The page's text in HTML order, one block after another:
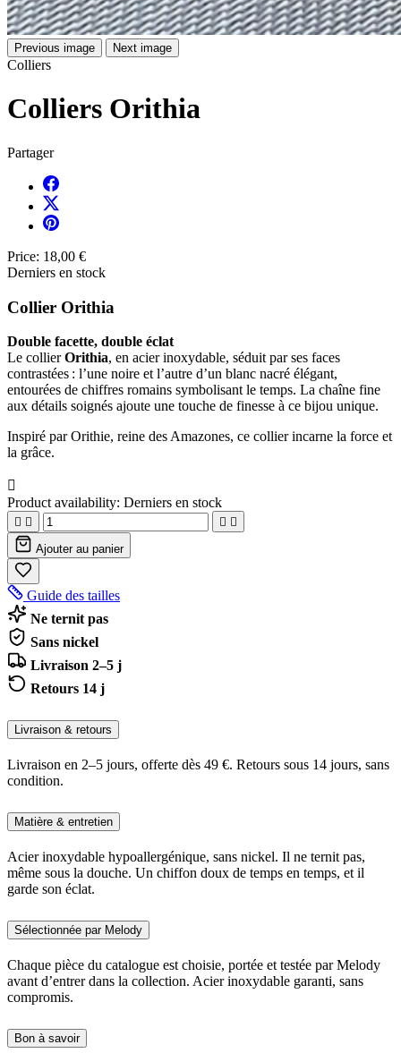
Previous image Next image
Colliers
Colliers Orithia
Partager
Price: 18,00 €
Derniers en stock
Collier Orithia
Double facette, double éclat
Le collierOrithia, en acier inoxydable, séduit par ses faces
contrastées : l’une noire et l’autre d’un blanc nacré élégant,
entourées de chiffres romains symbolisant le temps. La chaîne fine
aux détails soignés ajoute une touche de finesse à ce bijou unique.
Inspiré par Orithie, reine des Amazones, ce collier incarne la force et
la grâce.

Product availability: Derniers en stock
   
Ajouter au panier
Guide des tailles
Ne ternit pas
Sans nickel
Livraison 2–5 j
Retours 14 j
Livraison & retours
Livraison en 2–5 jours, offerte dès 49 €. Retours sous 14 jours, sans
condition.
Matière & entretien
Acier inoxydable hypoallergénique, sans nickel. Il ne ternit pas,
même sous la douche. Un chiffon doux de temps en temps, et il
garde son éclat.
Sélectionnée par Melody
Chaque pièce du catalogue est choisie, portée et testée par Melody
avant d’entrer dans la collection. Acier inoxydable garanti, sans
compromis.
Bon à savoir